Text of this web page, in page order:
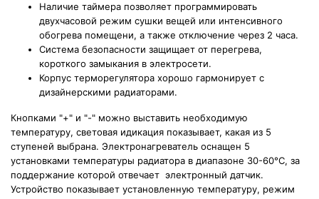
Наличие таймера позволяет программировать
двухчасовой режим сушки вещей или интенсивного
обогрева помещени, а также отключение через 2 часа.
Система безопасности защищает от перегрева,
короткого замыкания в электросети.
Корпус терморегулятора хорошо гармонирует с
дизайнерскими радиаторами.
Кнопками "+" и "-" можно выставить необходимую
температуру, световая идикация показывает, какая из 5
ступеней выбрана. Электронагреватель оснащен 5
установками температуры радиатора в диапазоне 30-60°C, за
поддержание которой отвечает электронный датчик.
Устройство показывает установленную температуру, режим